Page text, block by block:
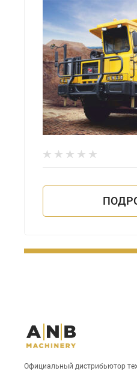
Официальный дистрибьютор